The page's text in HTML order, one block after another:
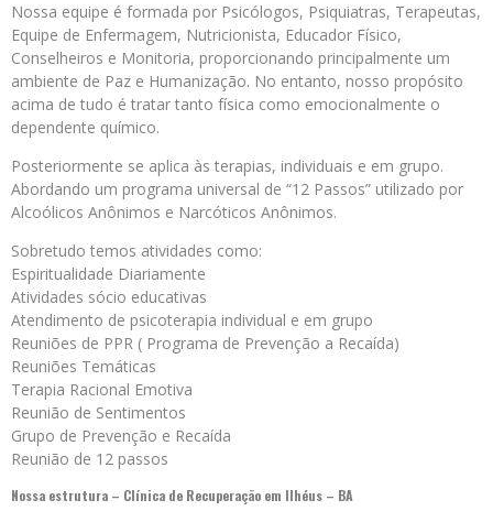
Nossa equipe é formada por Psicólogos, Psiquiatras, Terapeutas,
Equipe de Enfermagem, Nutricionista, Educador Físico,
Conselheiros e Monitoria, proporcionando principalmente um
ambiente de Paz e Humanização. No entanto, nosso propósito
acima de tudo é tratar tanto física como emocionalmente o
dependente químico.
Posteriormente se aplica às terapias, individuais e em grupo.
Abordando um programa universal de “12 Passos” utilizado por
Alcoólicos Anônimos e Narcóticos Anônimos.
Sobretudo temos atividades como:
Espiritualidade Diariamente
Atividades sócio educativas
Atendimento de psicoterapia individual e em grupo
Reuniões de PPR ( Programa de Prevenção a Recaída)
Reuniões Temáticas
Terapia Racional Emotiva
Reunião de Sentimentos
Grupo de Prevenção e Recaída
Reunião de 12 passos
Nossa estrutura – Clínica de Recuperação em Ilhéus – BA